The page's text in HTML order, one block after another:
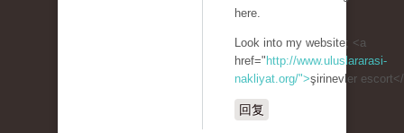
here.
Look into my website; <a
href=" http://www.uluslararasi-
nakliyat.org/">şirinevler
回复